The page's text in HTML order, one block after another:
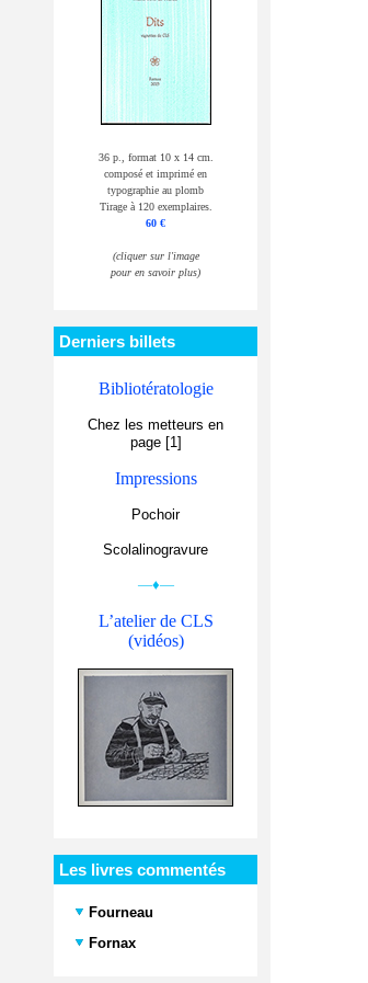
36 p., format 10 x 14 cm.
composé et imprimé en
typographie au plomb
Tirage à 120 exemplaires.
60 €
(cliquer sur l'image
pour en savoir plus)
Derniers billets
Bibliotératologie
Chez les metteurs en
page [1]
Impressions
Pochoir
Scolalinogravure
—♦—
L’atelier de CLS
(vidéos)
Les livres commentés
Fourneau
Fornax